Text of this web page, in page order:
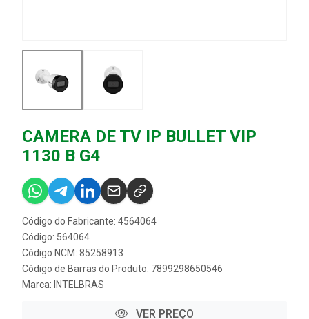
CAMERA DE TV IP BULLET VIP
1130 B G4
Código do Fabricante: 4564064
Código: 564064
Código NCM: 85258913
Código de Barras do Produto: 7899298650546
Marca: INTELBRAS
VER PREÇO